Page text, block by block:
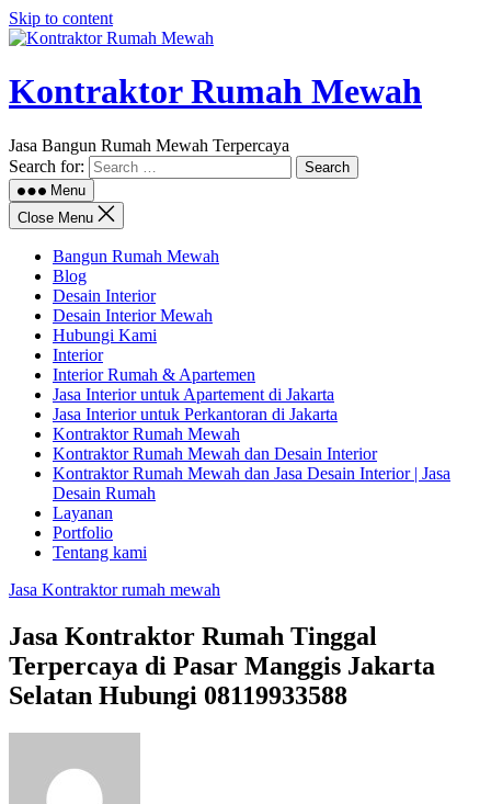
Skip to content
Kontraktor Rumah Mewah
Jasa Bangun Rumah Mewah Terpercaya
Search for:
Menu
Close Menu
Bangun Rumah Mewah
Blog
Desain Interior
Desain Interior Mewah
Hubungi Kami
Interior
Interior Rumah & Apartemen
Jasa Interior untuk Apartement di Jakarta
Jasa Interior untuk Perkantoran di Jakarta
Kontraktor Rumah Mewah
Kontraktor Rumah Mewah dan Desain Interior
Kontraktor Rumah Mewah dan Jasa Desain Interior | Jasa
Desain Rumah
Layanan
Portfolio
Tentang kami
Jasa Kontraktor rumah mewah
Jasa Kontraktor Rumah Tinggal
Terpercaya di Pasar Manggis Jakarta
Selatan Hubungi 08119933588